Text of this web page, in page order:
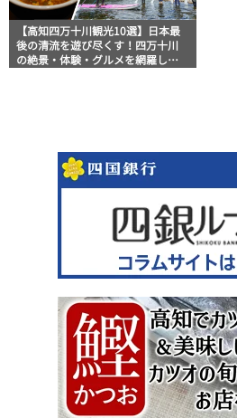
【高知四万十川観光10選】日本最
後の清流を遊び尽くす！四万十川
の絶景・体験・グルメを網羅した